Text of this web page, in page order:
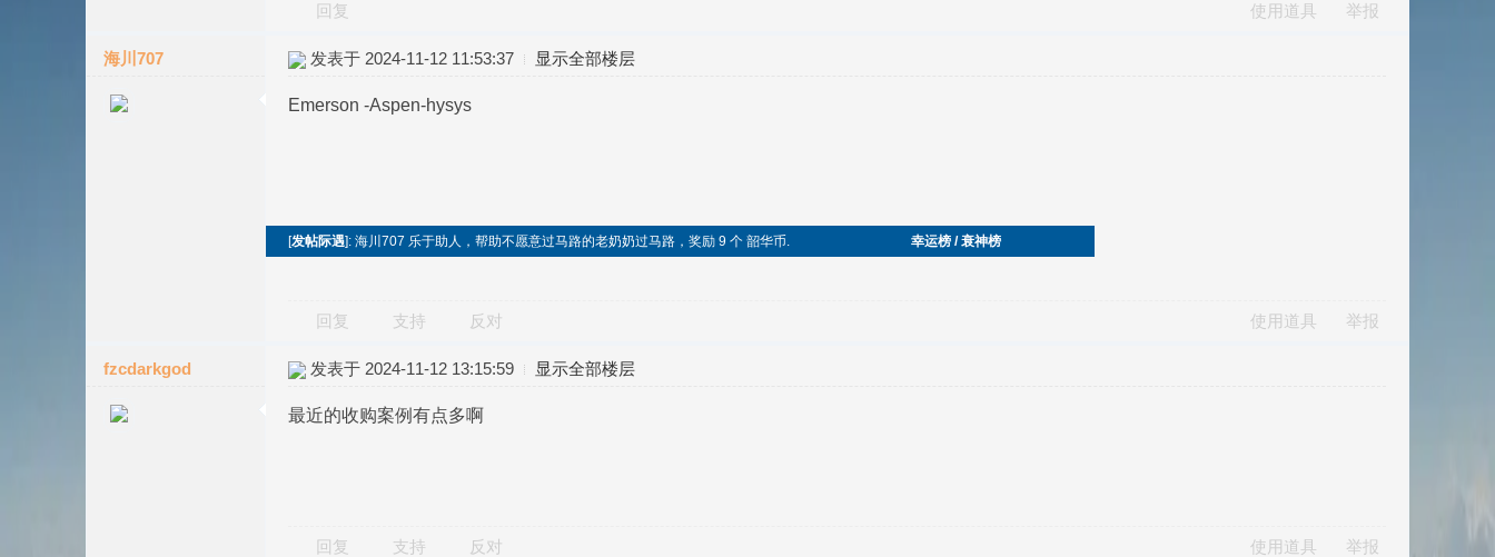
回复 使用道具 举报
海川707 发表于 2024-11-12 11:53:37 显示全部楼层
Emerson -Aspen-hysys
[发帖际遇]: 海川707 乐于助人，帮助不愿意过马路的老奶奶过马路，奖励 9 个 韶华币. 幸运榜 / 衰神榜
回复 支持 反对 使用道具 举报
fzcdarkgod 发表于 2024-11-12 13:15:59 显示全部楼层
最近的收购案例有点多啊
回复 支持 反对 使用道具 举报